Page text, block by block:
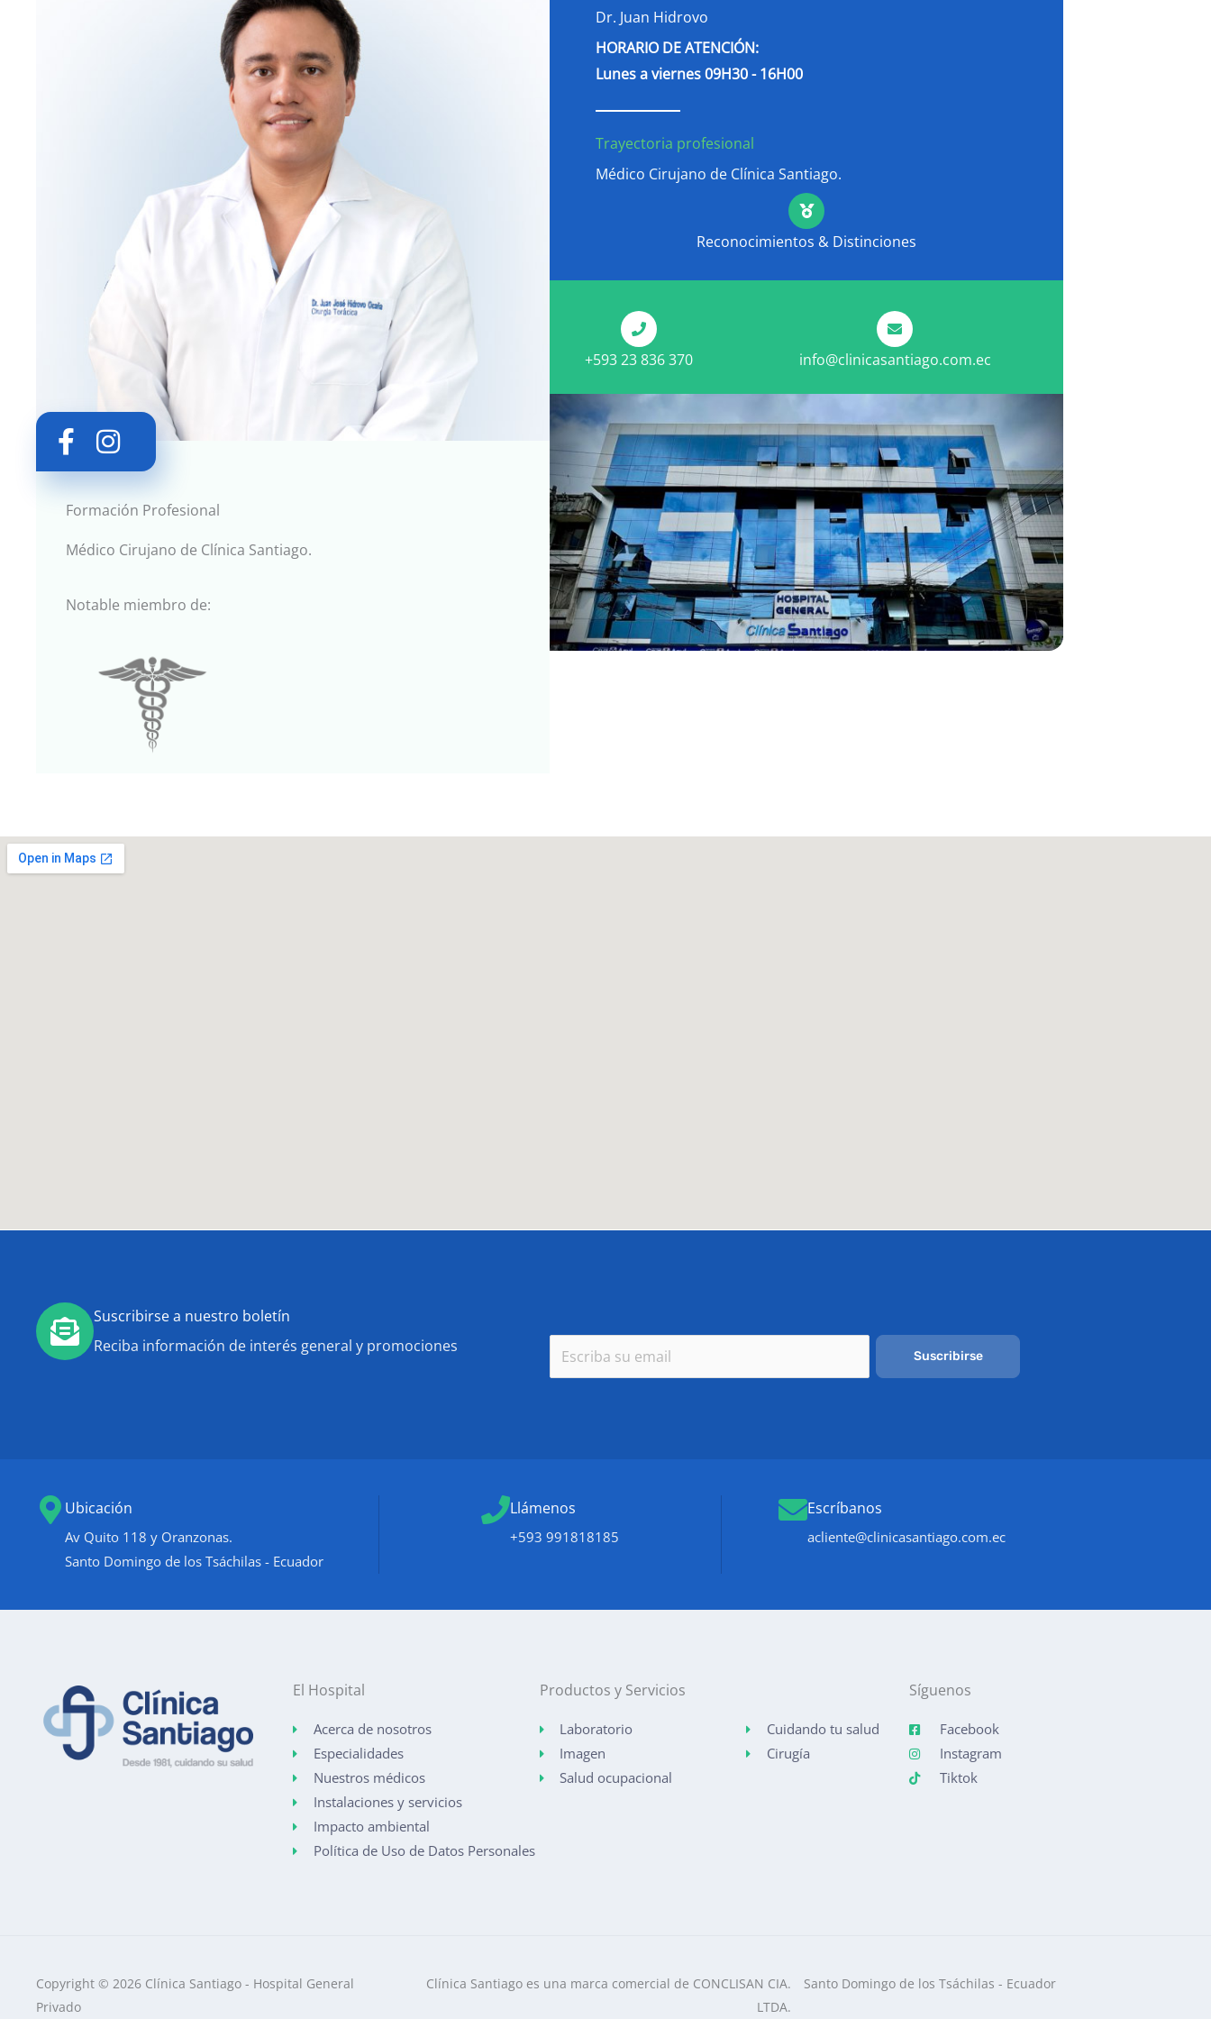
Formación Profesional
Médico Cirujano de Clínica Santiago.
Notable miembro de:
Dr. Juan Hidrovo
HORARIO DE ATENCIÓN:
Lunes a viernes 09H30 - 16H00
Trayectoria profesional
Médico Cirujano de Clínica Santiago.
Reconocimientos & Distinciones
+593 23 836 370 info@clinicasantiago.com.ec
Suscribirse a nuestro boletín
Reciba información de interés general y promociones
m
Suscribirse
Ubicación
Av Quito 118 y Oranzonas.
Santo Domingo de los Tsáchilas - Ecuador
Llámenos
+593 991818185
Escríbanos
acliente@clinicasantiago.com.ec
El Hospital
Acerca de nosotros
Especialidades
Nuestros médicos
Instalaciones y servicios
Impacto ambiental
Política de Uso de Datos Personales
Productos y Servicios
Laboratorio
Imagen
Salud ocupacional
Cuidando tu salud
Cirugía
Síguenos
Facebook
Instagram
Tiktok
Copyright © 2026 Clínica Santiago - Hospital General
Privado
Clínica Santiago es una marca comercial de CONCLISAN CIA.
LTDA.
Santo Domingo de los Tsáchilas - Ecuador